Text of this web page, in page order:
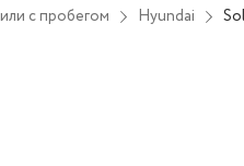
с пробегом Hyundai